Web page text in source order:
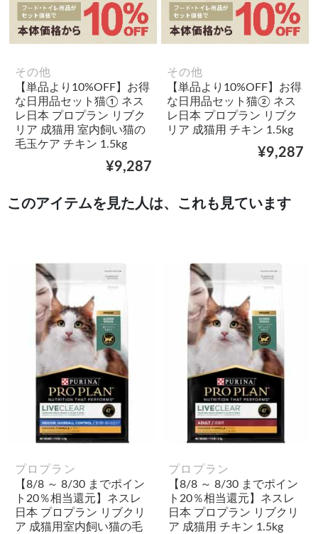
その他
【単品より10%OFF】お得
な日用品セット猫① ネス
レ日本 プロプラン リブク
リア 成猫用 室内飼い猫の
毛玉ケア チキン 1.5kg
¥9,287
その他
【単品より10%OFF】お得
な日用品セット猫② ネス
レ日本 プロプラン リブク
リア 成猫用 チキン 1.5kg
¥9,287
このアイテムを見た人は、これも見ています
プロプラン
【8/8 ～ 8/30 までポイン
ト20％相当還元】ネスレ
日本 プロプラン リブクリ
ア 成猫用室内飼い猫の毛
プロプラン
【8/8 ～ 8/30 までポイン
ト20％相当還元】ネスレ
日本 プロプラン リブクリ
ア 成猫用 チキン 1.5kg